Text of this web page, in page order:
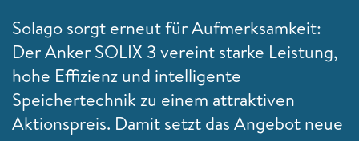
Solago sorgt erneut für Aufmerksamkeit:
Der Anker SOLIX 3 vereint starke Leistung,
hohe Effizienz und intelligente
Speichertechnik zu einem attraktiven
Aktionspreis. Damit setzt das Angebot neue